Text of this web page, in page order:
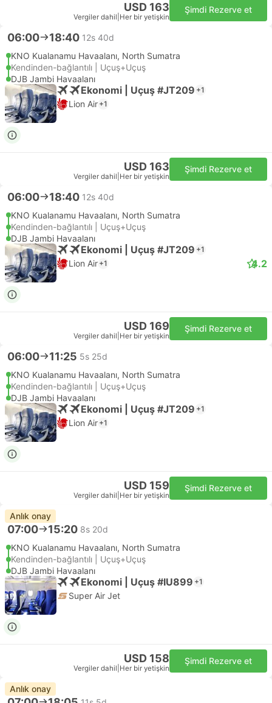
USD 163
Vergiler dahil Her bir yetişkin
Şimdi Rezerve et
06:00 18:40 12s 40d
KNO Kualanamu Havaalanı, North Sumatra
Kendinden-bağlantılı | Uçuş+Uçuş
DJB Jambi Havaalanı
Ekonomi | Uçuş #JT209 +1
Lion Air +1
USD 163
Vergiler dahil Her bir yetişkin
Şimdi Rezerve et
06:00 18:40 12s 40d
KNO Kualanamu Havaalanı, North Sumatra
Kendinden-bağlantılı | Uçuş+Uçuş
DJB Jambi Havaalanı
Ekonomi | Uçuş #JT209 +1
Lion Air +1 4.2
USD 169
Vergiler dahil Her bir yetişkin
Şimdi Rezerve et
06:00 11:25 5s 25d
KNO Kualanamu Havaalanı, North Sumatra
Kendinden-bağlantılı | Uçuş+Uçuş
DJB Jambi Havaalanı
Ekonomi | Uçuş #JT209 +1
Lion Air +1
USD 159
Vergiler dahil Her bir yetişkin
Şimdi Rezerve et
Anlık onay
07:00 15:20 8s 20d
KNO Kualanamu Havaalanı, North Sumatra
Kendinden-bağlantılı | Uçuş+Uçuş
DJB Jambi Havaalanı
Ekonomi | Uçuş #IU899 +1
Super Air Jet
USD 158
Vergiler dahil Her bir yetişkin
Şimdi Rezerve et
Anlık onay